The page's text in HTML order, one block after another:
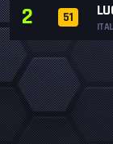
2 51